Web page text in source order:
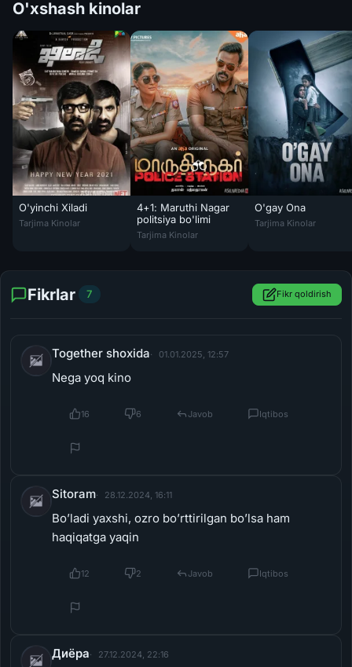
O'xshash kinolar
O'yinchi Xiladi
O'yinchi Xiladi Hind kinosi Uzbek tilida 2022 O'zbekcha tarjima kino
Tarjima Kinolar
4+1: Maruthi Nagar
politsiya bo'limi
4+1: Maruthi Nagar politsiya bo'limi Hind
Tarjima Kinolar
O'gay Ona
O'gay Ona / Sabari
Tarjima Kinolar
Fikrlar 7 Fikr qoldirish
Together shoxida 01.01.2025, 12:57
Nega yoq kino
16 6 Javob Iqtibos
Sitoram 28.12.2024, 16:11
Bo’ladi yaxshi, ozro bo’rttirilgan bo’lsa ham
haqiqatga yaqin
12 2 Javob Iqtibos
Диёра 27.12.2024, 22:16